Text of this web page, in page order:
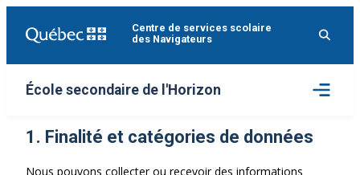
Centre de services scolaire
des Navigateurs
École secondaire de l'Horizon
Ouvrir
le
1. Finalité et catégories de données
Nous pouvons collecter ou recevoir des informations